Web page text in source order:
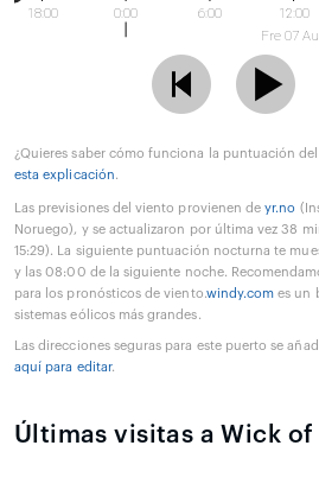
18:00 0:00 6:00
12:00
Fre 07
¿Quieres saber cómo funciona la puntuación
esta explicación.
Las previsiones del viento provienen deyr.no
Noruego), y se actualizaron por última vez 38
15:29). La siguiente puntuación nocturna te
y las 08:00 de la siguiente noche.
para los pronósticos de viento.windy.com es un
sistemas eólicos más grandes.
Las direcciones seguras para este puerto se
aquí para editar.
Últimas visitas a Wick